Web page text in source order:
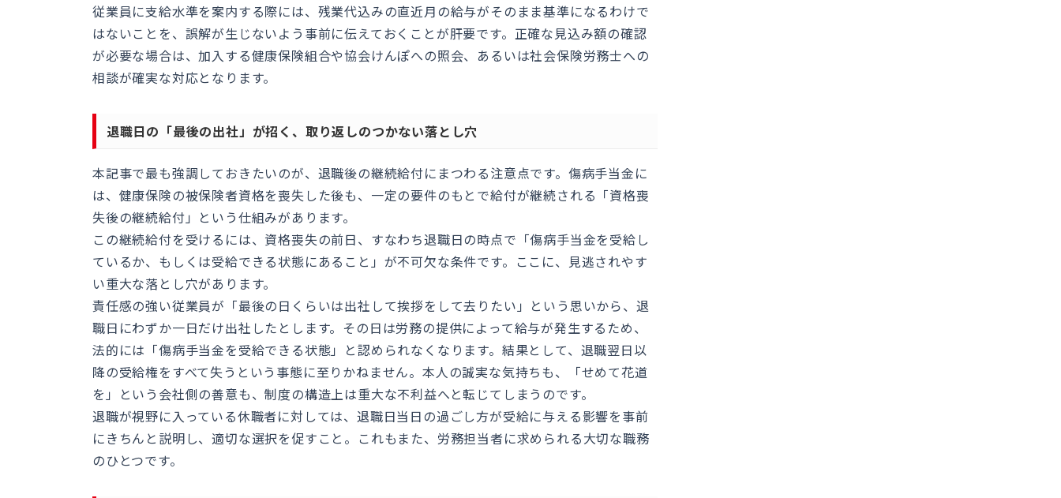
従業員に支給水準を案内する際には、残業代込みの直近月の給与がそのまま基準になるわけで
はないことを、誤解が生じないよう事前に伝えておくことが肝要です。正確な見込み額の確認
が必要な場合は、加入する健康保険組合や協会けんぽへの照会、あるいは社会保険労務士への
相談が確実な対応となります。
退職日の「最後の出社」が招く、取り返しのつかない落とし穴
本記事で最も強調しておきたいのが、退職後の継続給付にまつわる注意点です。傷病手当金に
は、健康保険の被保険者資格を喪失した後も、一定の要件のもとで給付が継続される「資格喪
失後の継続給付」という仕組みがあります。
この継続給付を受けるには、資格喪失の前日、すなわち退職日の時点で「傷病手当金を受給し
ているか、もしくは受給できる状態にあること」が不可欠な条件です。ここに、見逃されやす
い重大な落とし穴があります。
責任感の強い従業員が「最後の日くらいは出社して挨拶をして去りたい」という思いから、退
職日にわずか一日だけ出社したとします。その日は労務の提供によって給与が発生するため、
法的には「傷病手当金を受給できる状態」と認められなくなります。結果として、退職翌日以
降の受給権をすべて失うという事態に至りかねません。本人の誠実な気持ちも、「せめて花道
を」という会社側の善意も、制度の構造上は重大な不利益へと転じてしまうのです。
退職が視野に入っている休職者に対しては、退職日当日の過ごし方が受給に与える影響を事前
にきちんと説明し、適切な選択を促すこと。これもまた、労務担当者に求められる大切な職務
のひとつです。